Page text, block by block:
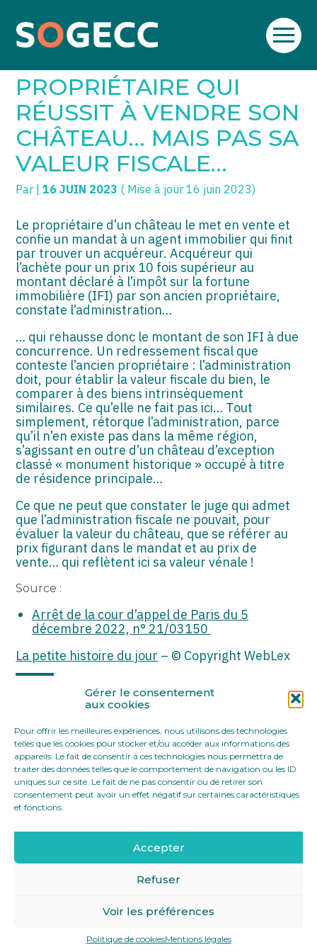
Gérer le consentement
aux cookies
Pour offrir les meilleures expériences, nous utilisons des technologies
telles que les cookies pour stocker et/ou accéder aux informations des
appareils. Le fait de consentir à ces technologies nous permettra de
traiter des données telles que le comportement de navigation ou les ID
uniques sur ce site. Le fait de ne pas consentir ou de retirer son
consentement peut avoir un effet négatif sur certaines caractéristiques
et fonctions.
Accepter
Refuser
Voir les préférences
Politique de cookiesMentions légales
Aller
SOGECC – Coignières
SOGECC – Noisy
SOGECC – République
SOGECC – Turbigo
TPE/PME
COMMERÇANTS
GROUPE
SCI / LMNP
PROFESSIONS LIBÉRALES
HOLDING
PARTICULIERS
EXPATRIÉ NON RÉSIDANT
IMPATRIÉ / EXPATRIÉ
START-UP
SECTEUR AUDIOVISUEL
Créer et reprendre une activité
Gérer votre quotidien
Piloter votre entreprise
Développer votre entreprise
Construire votre patrimoine
Être prêt pour la facturation
C’EST L’HISTOIRE D’UN
PROPRIÉTAIRE QUI
RÉUSSIT À VENDRE SON
CHÂTEAU… MAIS PAS SA
VALEUR FISCALE…
Par |16 JUIN 2023 ( Mise à jour 16 juin 2023)
Le propriétaire d’un château le met en vente et
confie un mandat à un agent immobilier qui finit
par trouver un acquéreur. Acquéreur qui
l’achète pour un prix 10 fois supérieur au
montant déclaré à l’impôt sur la fortune
immobilière (IFI) par son ancien propriétaire,
constate l’administration…
… qui rehausse donc le montant de son IFI à due
concurrence. Un redressement fiscal que
conteste l’ancien propriétaire : l’administration
doit, pour établir la valeur fiscale du bien, le
comparer à des biens intrinsèquement
similaires. Ce qu’elle ne fait pas ici… Tout
simplement, rétorque l’administration, parce
qu’il n’en existe pas dans la même région,
s’agissant en outre d’un château d’exception
classé « monument historique » occupé à titre
de résidence principale…
Ce que ne peut que constater le juge qui admet
que l’administration fiscale ne pouvait, pour
évaluer la valeur du château, que se référer au
prix figurant dans le mandat et au prix de
vente… qui reflètent ici sa valeur vénale !
Source :
Arrêt de la cour d’appel de Paris du 5
décembre 2022, n° 21/03150
La petite histoire du jour – © Copyright WebLex
FaceBook
TwitterLinkedIn
MENTIONS LÉGALES
Conception et réalisationClasse 7